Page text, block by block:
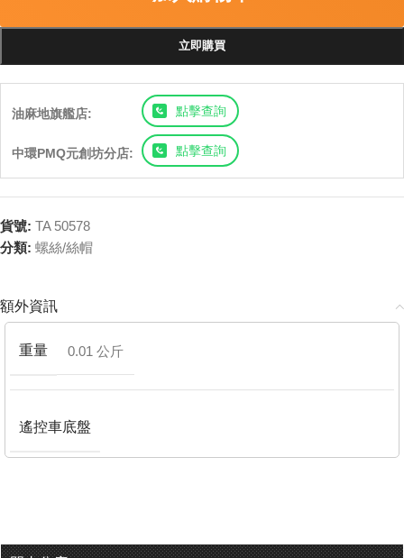
立即購買
油麻地旗艦店: 點擊查詢
中環PMQ元創坊分店: 點擊查詢
貨號: TA 50578
分類: 螺絲/絲帽
額外資訊
重量 0.01 公斤
遙控車底盤